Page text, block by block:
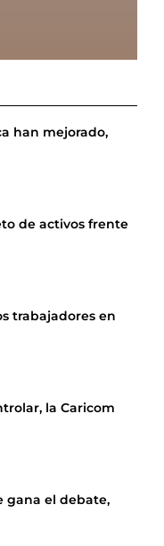
han mejorado,
de activos frente
trabajadores en
la Caricom
gana el debate,